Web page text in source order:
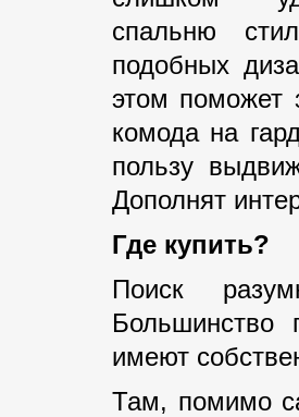
спальню
подобных
этом поможет
комода на
пользу
Дополнят
Где купить?
Поиск
Большинство
имеют
Там, помимо